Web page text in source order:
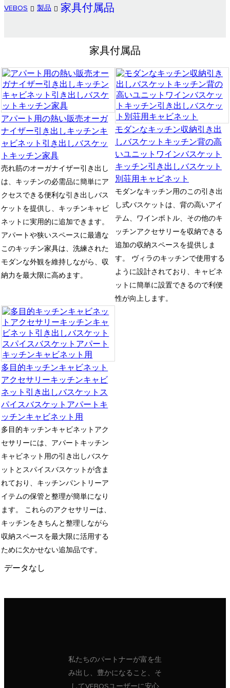
VEBOS 製品 家具付属品
家具付属品
アパート用の熱い販売オーガ
ナイザー引き出しキッチンキ
ャビネット引き出しバスケッ
トキッチン家具
売れ筋のオーガナイザー引き出し
は、キッチンの必需品に簡単にア
クセスできる便利な引き出しバス
ケットを提供し、キッチンキャビ
ネットに実用的に追加できます。
アパートや狭いスペースに最適な
このキッチン家具は、洗練された
モダンな外観を維持しながら、収
納力を最大限に高めます。
モダンなキッチン収納引き出
しバスケットキッチン背の高
いユニットワインバスケット
キッチン引き出しバスケット
別荘用キャビネット
モダンなキッチン用のこの引き出
し式バスケットは、背の高いアイ
テム、ワインボトル、その他のキ
ッチンアクセサリーを収納できる
追加の収納スペースを提供しま
す。 ヴィラのキッチンで使用する
ように設計されており、キャビネ
ットに簡単に設置できるので利便
性が向上します。
多目的キッチンキャビネット
アクセサリーキッチンキャビ
ネット引き出しバスケットス
パイスバスケットアパートキ
ッチンキャビネット用
多目的キッチンキャビネットアク
セサリーには、アパートキッチン
キャビネット用の引き出しバスケ
ットとスパイスバスケットが含ま
れており、キッチンパントリーア
イテムの保管と整理が簡単になり
ます。 これらのアクセサリーは、
キッチンをきちんと整理しながら
収納スペースを最大限に活用する
ために欠かせない追加品です。
データなし
私たちのパートナーが富を生
み出し、豊かになること、そ
してVEBOSユーザーに安心